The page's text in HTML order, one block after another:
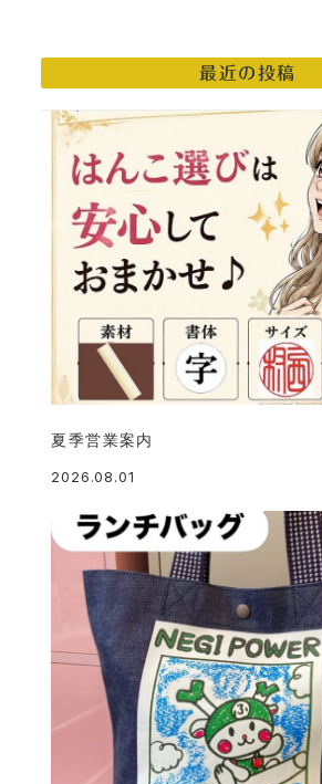
最近の投稿
夏季営業案内
2026.08.01